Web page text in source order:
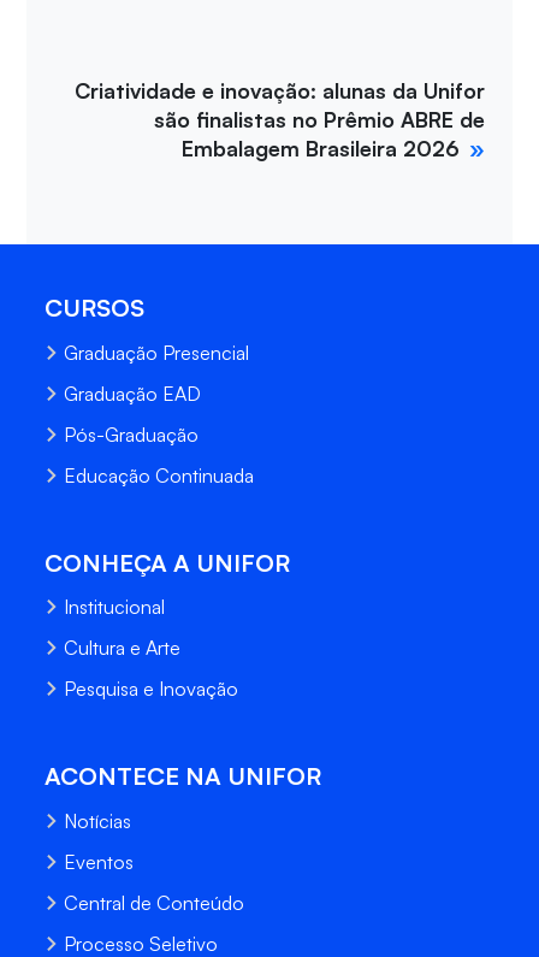
Criatividade e inovação: alunas da Unifor
são finalistas no Prêmio ABRE de
Embalagem Brasileira 2026
CURSOS
Graduação Presencial
Graduação EAD
Pós-Graduação
Educação Continuada
CONHEÇA A UNIFOR
Institucional
Cultura e Arte
Pesquisa e Inovação
ACONTECE NA UNIFOR
Notícias
Eventos
Central de Conteúdo
Processo Seletivo